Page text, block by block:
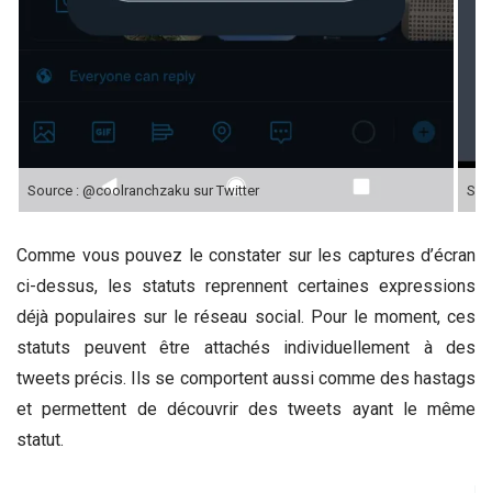
Source : @coolranchzaku sur Twitter
Comme vous pouvez le constater sur les captures d’écran
ci-dessus, les statuts reprennent certaines expressions
déjà populaires sur le réseau social. Pour le moment, ces
statuts peuvent être attachés individuellement à des
tweets précis. Ils se comportent aussi comme des hastags
et permettent de découvrir des tweets ayant le même
statut.